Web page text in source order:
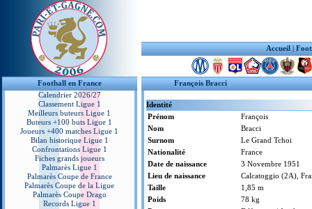
Accueil |
Football en France
Calendrier 2026/27
Classement Ligue 1
Meilleurs buteurs Ligue 1
Buteurs +100 buts Ligue 1
Joueurs +400 matches Ligue 1
Bilan historique Ligue 1
Confrontations Ligue 1
Fiches grands joueurs
Palmarès Ligue 1
Palmarès Coupe de France
Palmarès Coupe de la Ligue
Palmarès Coupe Drago
Records Ligue 1
François Bracci
Identité
Prénom
François
Nom
Bracci
Surnom
Le Grand Tchoi
Nationalité
France
Date de naissance
3 Novembre 1951
Lieu de naissance
Calcatoggio (2A),
Taille
1,85 m
Poids
78 kg